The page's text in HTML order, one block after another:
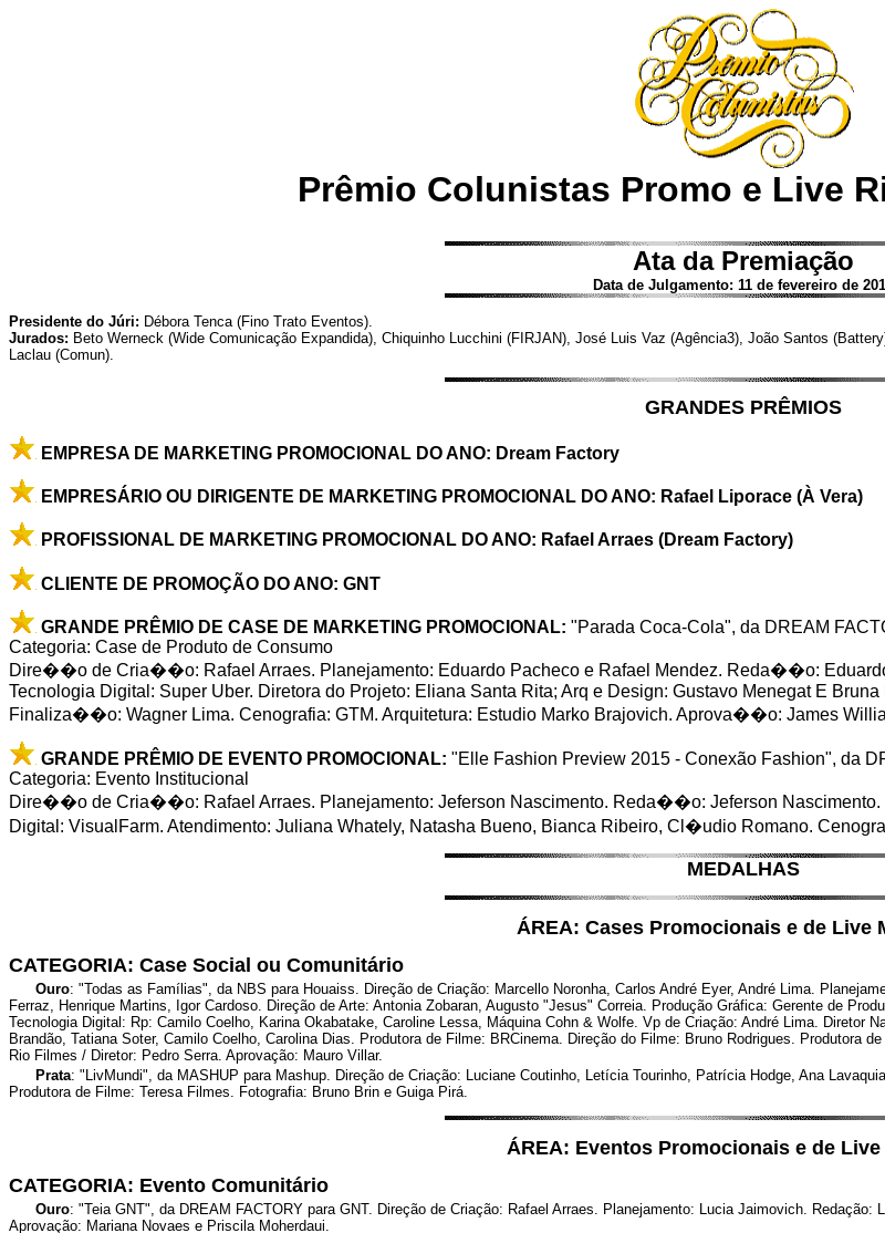
Prêmio Colunistas Promo e Live
Ata da Premiação
Data de Julgamento: 11 de fevereiro de
Presidente do Júri: Débora Tenca (Fino Trato Eventos).
Jurados: Beto Werneck (Wide Comunicação Expandida), Chiquinho Lucchini (FIRJAN), José Luis Vaz (Agência3), João Santos
Laclau (Comun).
GRANDES PRÊMIOS
EMPRESA DE MARKETING PROMOCIONAL DO ANO: Dream Factory
EMPRESÁRIO OU DIRIGENTE DE MARKETING PROMOCIONAL DO ANO: Rafael Liporace (À Vera)
PROFISSIONAL DE MARKETING PROMOCIONAL DO ANO: Rafael Arraes (Dream Factory)
CLIENTE DE PROMOÇÃO DO ANO: GNT
GRANDE PRÊMIO DE CASE DE MARKETING PROMOCIONAL: "Parada Coca-Cola", da DREAM
Categoria: Case de Produto de Consumo
Dire��o de Cria��o: Rafael Arraes. Planejamento: Eduardo Pacheco e Rafael Mendez. Reda��o:
Tecnologia Digital: Super Uber. Diretora do Projeto: Eliana Santa Rita; Arq e Design: Gustavo Menegat E
Finaliza��o: Wagner Lima. Cenografia: GTM. Arquitetura: Estudio Marko Brajovich. Aprova��o: James
GRANDE PRÊMIO DE EVENTO PROMOCIONAL: "Elle Fashion Preview 2015 - Conexão Fashion", da
Categoria: Evento Institucional
Dire��o de Cria��o: Rafael Arraes. Planejamento: Jeferson Nascimento. Reda��o: Jeferson
Digital: VisualFarm. Atendimento: Juliana Whately, Natasha Bueno, Bianca Ribeiro, Cl�udio Romano.
MEDALHAS
ÁREA: Cases Promocionais e de Live
CATEGORIA: Case Social ou Comunitário
Ouro: "Todas as Famílias", da NBS para Houaiss. Direção de Criação: Marcello Noronha, Carlos André Eyer, André Lima.
Ferraz, Henrique Martins, Igor Cardoso. Direção de Arte: Antonia Zobaran, Augusto "Jesus" Correia. Produção Gráfica: Gerente de
Tecnologia Digital: Rp: Camilo Coelho, Karina Okabatake, Caroline Lessa, Máquina Cohn & Wolfe. Vp de Criação: André Lima. Diretor
Brandão, Tatiana Soter, Camilo Coelho, Carolina Dias. Produtora de Filme: BRCinema. Direção do Filme: Bruno Rodrigues. Produtora
Rio Filmes / Diretor: Pedro Serra. Aprovação: Mauro Villar.
Prata: "LivMundi", da MASHUP para Mashup. Direção de Criação: Luciane Coutinho, Letícia Tourinho, Patrícia Hodge, Ana
Produtora de Filme: Teresa Filmes. Fotografia: Bruno Brin e Guiga Pirá.
ÁREA: Eventos Promocionais e de
CATEGORIA: Evento Comunitário
Ouro: "Teia GNT", da DREAM FACTORY para GNT. Direção de Criação: Rafael Arraes. Planejamento: Lucia Jaimovich.
Aprovação: Mariana Novaes e Priscila Moherdaui.